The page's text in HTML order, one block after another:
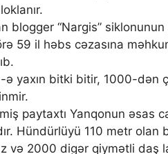
blogger “Nargis” siklonunun
59 il həbs cəzasına
ə yaxın bitki bitir, 1000-dən
paytaxtı Yanqonun əsas
Hündürlüyü 110 metr
və 2000 digər qiymətli daş